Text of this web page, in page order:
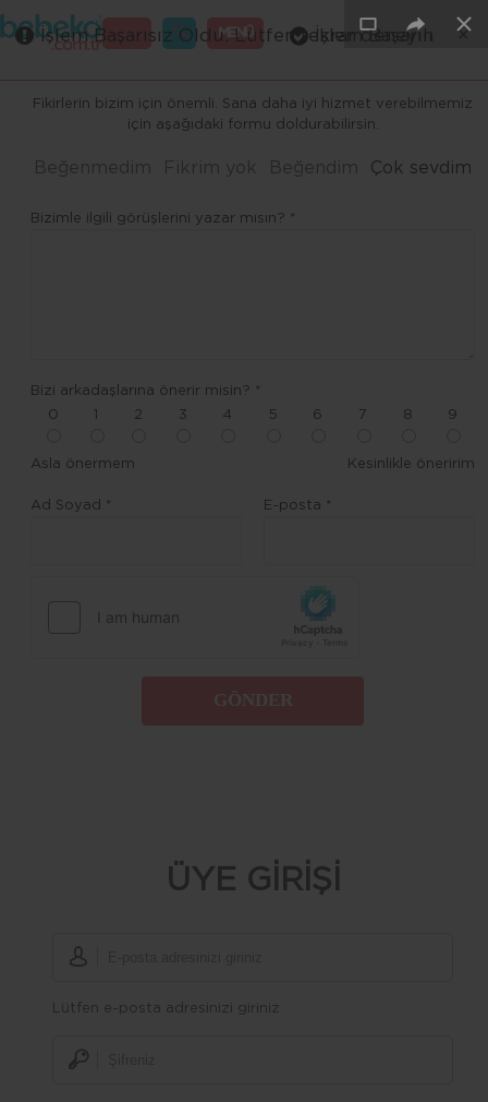
MENÜ
GİRİŞ
Fikirlerin bizim için önemli. Sana daha iyi hizmet verebilmemiz
için aşağıdaki formu doldurabilirsin.
Beğenmedim Fikrim yok Beğendim Çok sevdim
Bizimle ilgili görüşlerini yazar mısın? *
Bizi arkadaşlarına önerir misin? *
0
2 3 4 5 6 7 8 9
Asla önermem Kesinlikle öneririm
Ad Soyad * E-posta *
×
ÜYE GİRİŞİ
Lütfen e-posta adresinizi giriniz
×
×
İşlem Başarılı ×
İşlem Başarısız Oldu. Lütfen tekrar deneyin ×